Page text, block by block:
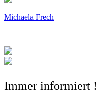
Michaela Frech
Immer informiert !